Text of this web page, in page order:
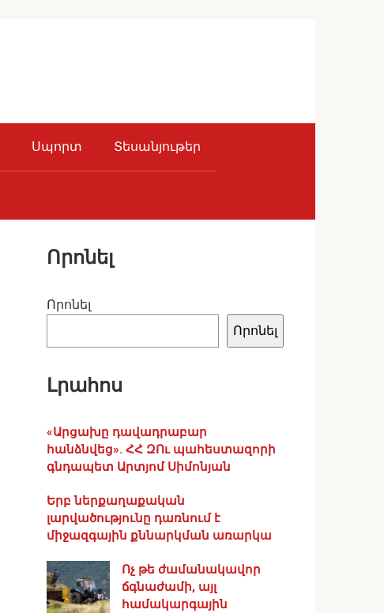
Սպորտ Տեսանյութեր
Որոնել
Որոնել
Որոնել
Լրահոս
«Արցախը դավադրաբար
հանձնվեց». ՀՀ ԶՈւ պահեստազորի
գնդապետ Արտյոմ Սիմոնյան
Երբ ներքաղաքական
լարվածությունը դառնում է
միջազգային քննարկման առարկա
Ոչ թե ժամանակավոր
ճգնաժամի, այլ
համակարգային